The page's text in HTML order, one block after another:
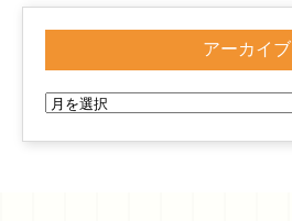
アーカイブ